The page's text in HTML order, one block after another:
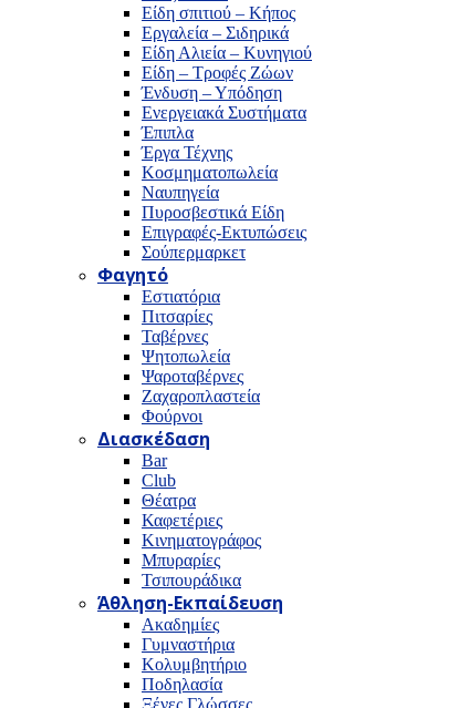
Είδη σπιτιού – Κήπος
Εργαλεία – Σιδηρικά
Είδη Αλιεία – Κυνηγιού
Είδη – Τροφές Ζώων
Ένδυση – Υπόδηση
Ενεργειακά Συστήματα
Έπιπλα
Έργα Τέχνης
Κοσμηματοπωλεία
Ναυπηγεία
Πυροσβεστικά Είδη
Επιγραφές-Εκτυπώσεις
Σούπερμαρκετ
Φαγητό
Εστιατόρια
Πιτσαρίες
Ταβέρνες
Ψητοπωλεία
Ψαροταβέρνες
Ζαχαροπλαστεία
Φούρνοι
Διασκέδαση
Bar
Club
Θέατρα
Καφετέριες
Κινηματογράφος
Μπυραρίες
Τσιπουράδικα
Άθληση-Εκπαίδευση
Ακαδημίες
Γυμναστήρια
Κολυμβητήριο
Ποδηλασία